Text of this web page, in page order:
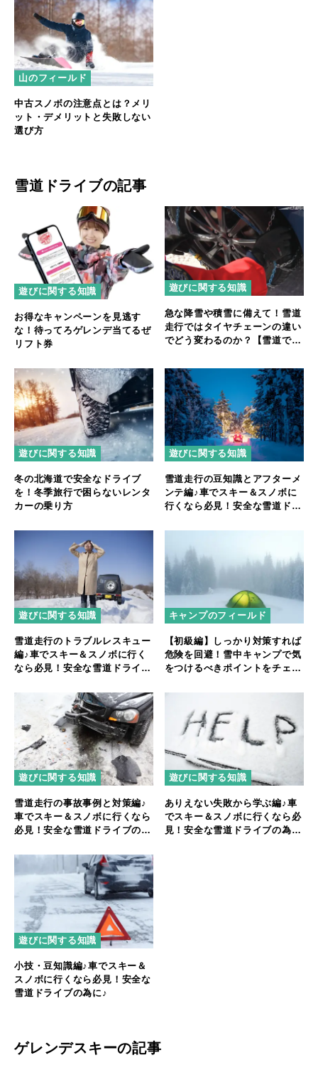
山のフィールド
中古スノボの注意点とは？メリ
ット・デメリットと失敗しない
選び方
雪道ドライブの記事
遊びに関する知識
お得なキャンペーンを見逃す
な！待ってろゲレンデ当てるぜ
リフト券
遊びに関する知識
急な降雪や積雪に備えて！雪道
走行ではタイヤチェーンの違い
でどう変わるのか？【雪道での
遊びに関する知識
冬の北海道で安全なドライブ
を！冬季旅行で困らないレンタ
カーの乗り方
遊びに関する知識
雪道走行の豆知識とアフターメ
ンテ編♪車でスキー＆スノボに
行くなら必見！安全な雪道ドラ
遊びに関する知識
雪道走行のトラブルレスキュー
編♪車でスキー＆スノボに行く
なら必見！安全な雪道ドライブ
キャンプのフィールド
【初級編】しっかり対策すれば
危険を回避！雪中キャンプで気
をつけるべきポイントをチェッ
遊びに関する知識
雪道走行の事故事例と対策編♪
車でスキー＆スノボに行くなら
必見！安全な雪道ドライブの為
遊びに関する知識
ありえない失敗から学ぶ編♪車
でスキー＆スノボに行くなら必
見！安全な雪道ドライブの為に
遊びに関する知識
小技・豆知識編♪車でスキー＆
スノボに行くなら必見！安全な
雪道ドライブの為に♪
ゲレンデスキーの記事